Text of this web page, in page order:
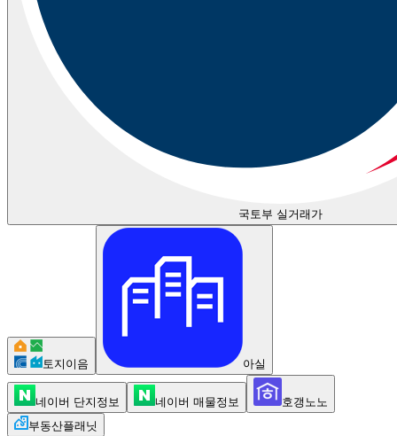
국토부 실거래가
토지이음 아실
네이버 단지정보 네이버 매물정보
호갱노노
부동산플래닛